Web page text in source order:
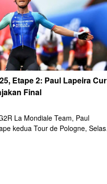
Etape 2: Paul Lapeira
Final
La Mondiale Team, Paul
kedua Tour de Pologne,